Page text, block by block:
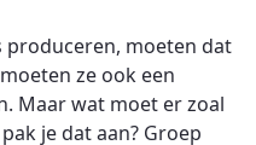
produceren, moeten dat
ze ook een
Maar wat moet er zoal
je dat aan? Groep